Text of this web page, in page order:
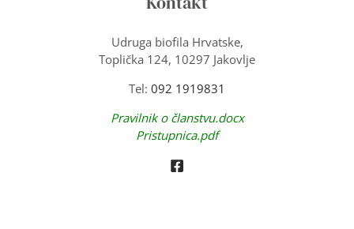
Udruga biofila Hrvatske,
Toplička 124, 10297 Jakovlje
Tel: 092 1919831
Pravilnik o članstvu.docx
Pristupnica.pdf